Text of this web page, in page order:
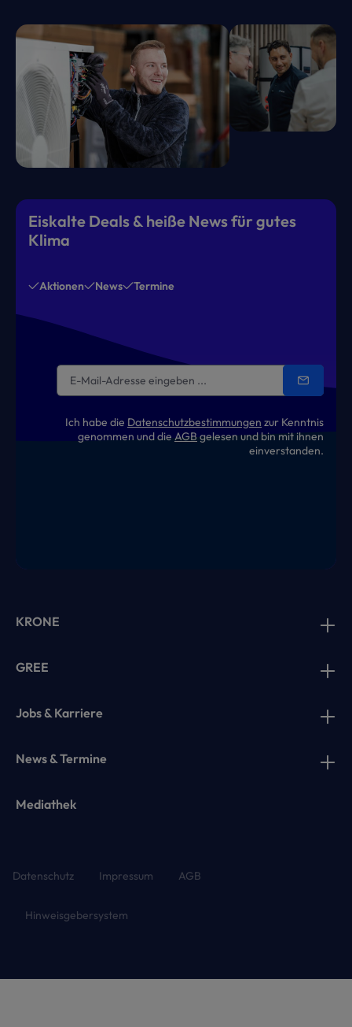
Eiskalte Deals & heiße News für gutes
Klima
Aktionen News Termine
Ich habe die Datenschutzbestimmungen zur Kenntnis
genommen und die AGB gelesen und bin mit ihnen
einverstanden.
KRONE
GREE
Jobs & Karriere
News & Termine
Mediathek
Datenschutz Impressum AGB
Hinweisgebersystem